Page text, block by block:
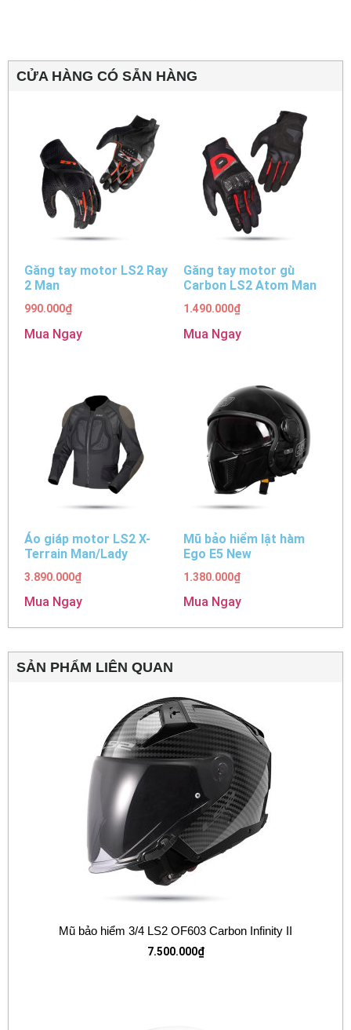
CỬA HÀNG CÓ SẴN HÀNG
Găng tay motor LS2 Ray
2 Man
990.000₫
Mua Ngay
Găng tay motor gù
Carbon LS2 Atom Man
1.490.000₫
Mua Ngay
Áo giáp motor LS2 X-
Terrain Man/Lady
3.890.000₫
Mua Ngay
Mũ bảo hiểm lật hàm
Ego E5 New
1.380.000₫
Mua Ngay
SẢN PHẨM LIÊN QUAN
Mũ bảo hiểm 3/4 LS2 OF603 Carbon Infinity II
7.500.000₫